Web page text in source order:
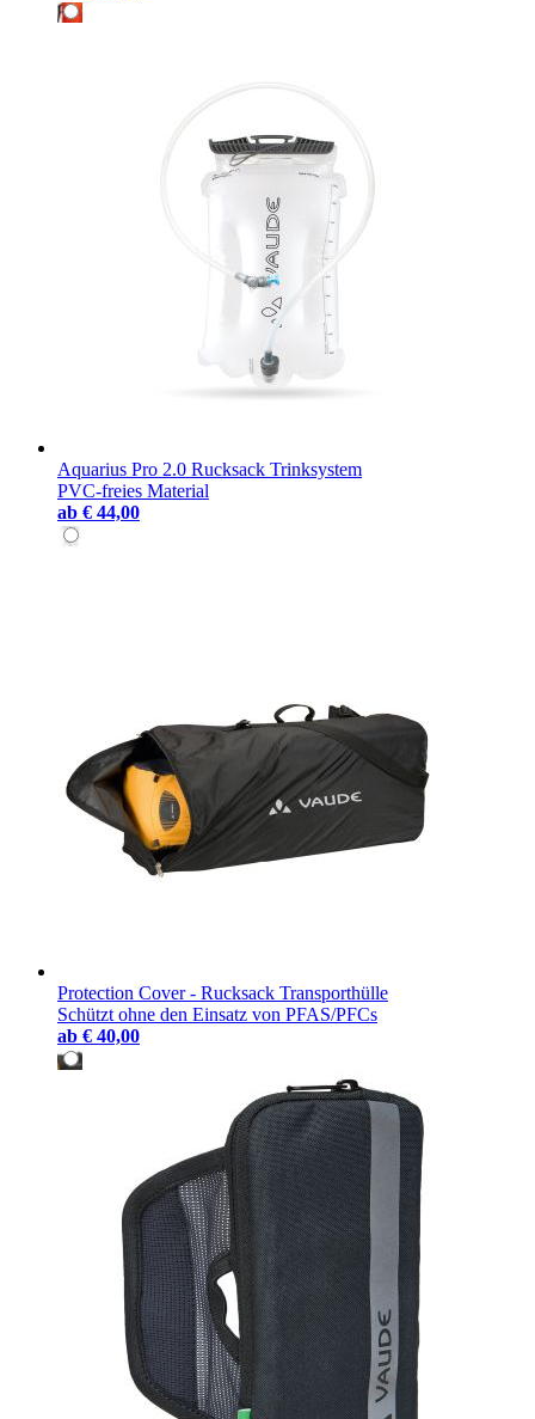
Aquarius Pro 2.0 Rucksack Trinksystem
PVC-freies Material
ab € 44,00
Protection Cover - Rucksack Transporthülle
Schützt ohne den Einsatz von PFAS/PFCs
ab € 40,00